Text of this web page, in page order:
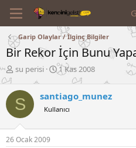
Garip Olaylar / İlginç Bilgiler
Bir Rekor İçin Bunu
K
n
u
y
u
B
a
su perisi
B
a
l
a
g
1 Kas 2008
S santiago_munez
Kullanıcı
26 Ocak 2009